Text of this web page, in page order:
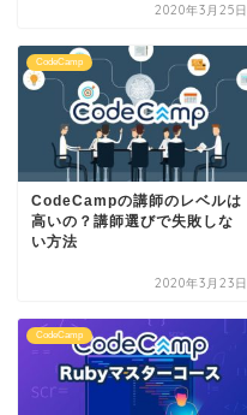
2020年3月25日
CodeCamp
CodeCampの講師のレベルは
高いの？講師選びで失敗しな
い方法
2020年3月23日
CodeCamp